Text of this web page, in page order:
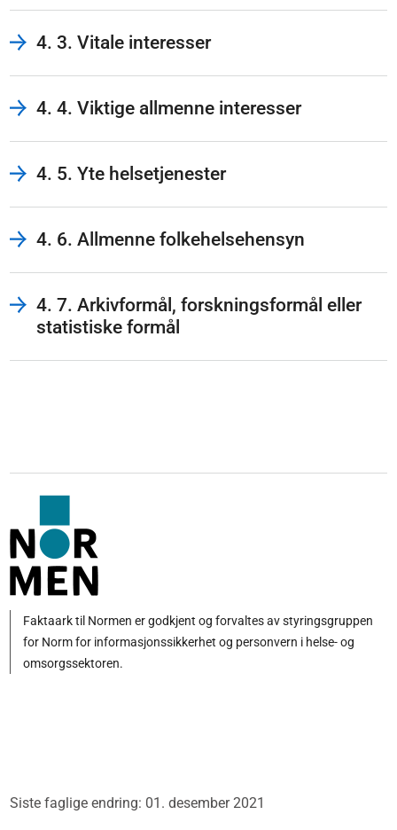
4. 3. Vitale interesser
4. 4. Viktige allmenne interesser
4. 5. Yte helsetjenester
4. 6. Allmenne folkehelsehensyn
4. 7. Arkivformål, forskningsformål eller
statistiske formål
Faktaark til Normen er godkjent og forvaltes av styringsgruppen
for Norm for informasjonssikkerhet og personvern i helse- og
omsorgssektoren.
Siste faglige endring: 01. desember 2021